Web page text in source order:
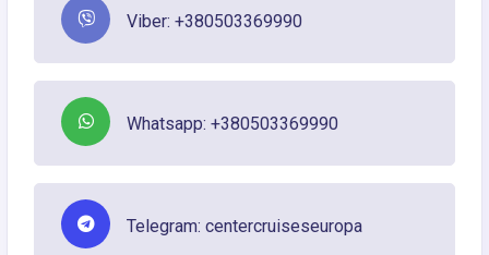
Viber: +380503369990
Whatsapp: +380503369990
Telegram: centercruiseseuropa